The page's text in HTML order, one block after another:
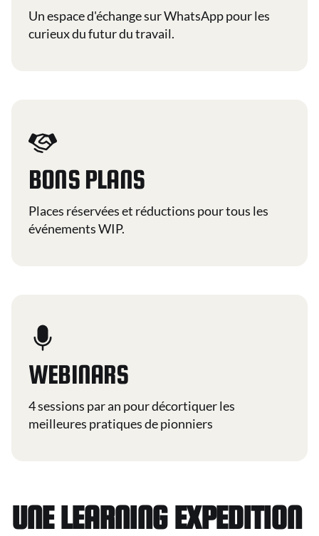
Un espace d'échange sur WhatsApp pour les
curieux du futur du travail.
BONS PLANS
Places réservées et réductions pour tous les
événements WIP.
WEBINARS
4 sessions par an pour décortiquer les
meilleures pratiques de pionniers
UNE LEARNING EXPEDITION